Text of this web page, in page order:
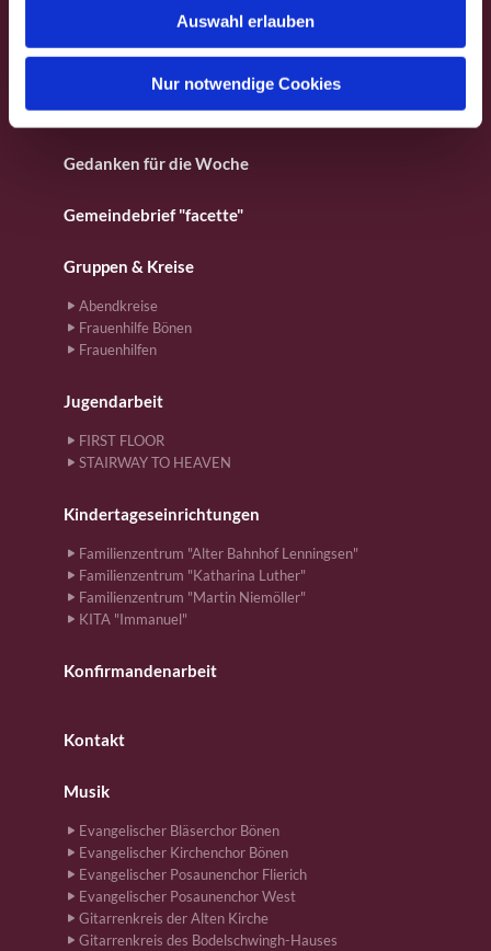
Auswahl erlauben
Nur notwendige Cookies
Für Kinder
Gebete
Gedanken für die Woche
Gemeindebrief "facette"
Gruppen & Kreise
Abendkreise
Frauenhilfe Bönen
Frauenhilfen
Jugendarbeit
FIRST FLOOR
STAIRWAY TO HEAVEN
Kindertageseinrichtungen
Familienzentrum "Alter Bahnhof Lenningsen"
Familienzentrum "Katharina Luther"
Familienzentrum "Martin Niemöller"
KITA "Immanuel"
Konfirmandenarbeit
Kontakt
Musik
Evangelischer Bläserchor Bönen
Evangelischer Kirchenchor Bönen
Evangelischer Posaunenchor Flierich
Evangelischer Posaunenchor West
Gitarrenkreis der Alten Kirche
Gitarrenkreis des Bodelschwingh-Hauses